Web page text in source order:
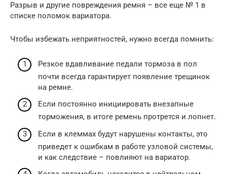
Разрыв и другие повреждения ремня – все еще № 1 в
списке поломок вариатора.
Чтобы избежать неприятностей, нужно всегда помнить:
Резкое вдавливание педали тормоза в пол
почти всегда гарантирует появление трещинок
на ремне.
Если постоянно инициировать внезапные
торможения, в итоге ремень протрется и лопнет.
Если в клеммах будут нарушены контакты, это
приведет к ошибкам в работе узловой системы,
и как следствие – повлияют на вариатор.